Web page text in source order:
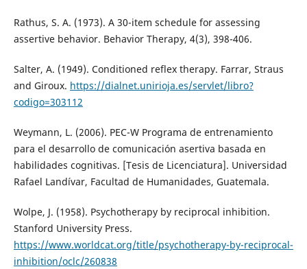
Rathus, S. A. (1973). A 30-item schedule for assessing
assertive behavior. Behavior Therapy, 4(3), 398-406.
Salter, A. (1949). Conditioned reflex therapy. Farrar, Straus
and Giroux. https://dialnet.unirioja.es/servlet/libro?
codigo=303112
Weymann, L. (2006). PEC-W Programa de entrenamiento
para el desarrollo de comunicación asertiva basada en
habilidades cognitivas. [Tesis de Licenciatura]. Universidad
Rafael Landívar, Facultad de Humanidades, Guatemala.
Wolpe, J. (1958). Psychotherapy by reciprocal inhibition.
Stanford University Press.
https://www.worldcat.org/title/psychotherapy-by-reciprocal-
inhibition/oclc/260838